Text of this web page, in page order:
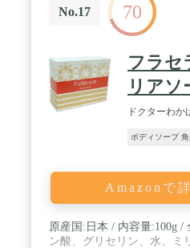
No.17 70
フラセ
リアソ
ドクターわか
ボディソープ
Amazonで
原産国:日本 / 内容量:100g /
ン酸、グリセリン、水、ミ